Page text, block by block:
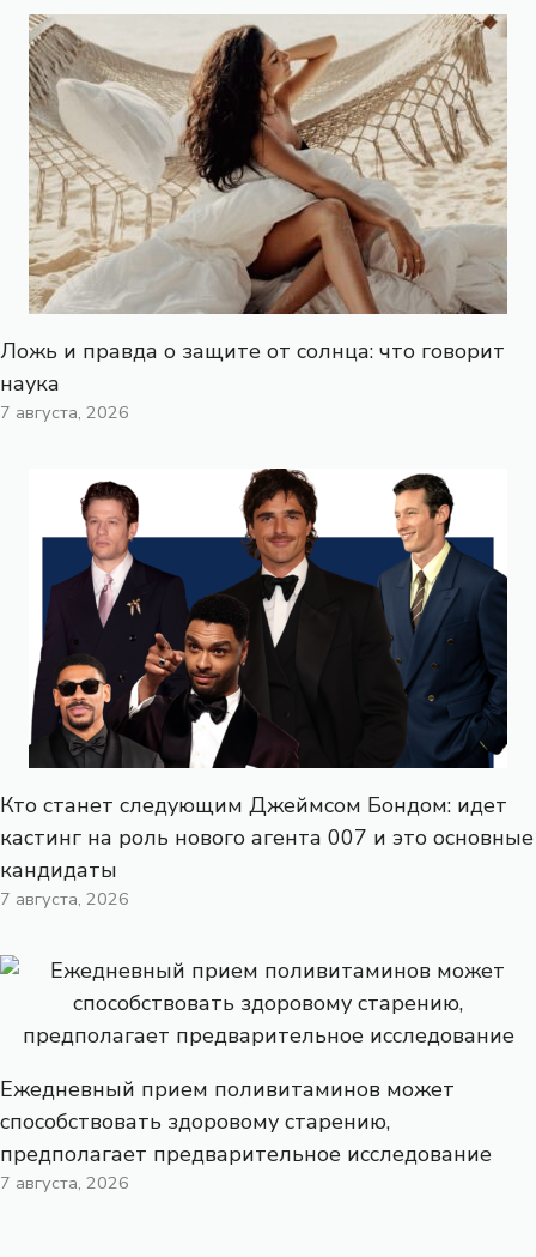
Ложь и правда о защите от солнца: что говорит
наука
7 августа, 2026
Кто станет следующим Джеймсом Бондом: идет
кастинг на роль нового агента 007 и это основные
кандидаты
7 августа, 2026
Ежедневный прием поливитаминов может
способствовать здоровому старению,
предполагает предварительное исследование
7 августа, 2026